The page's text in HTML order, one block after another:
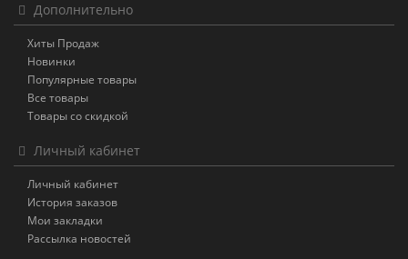
Дополнительно
Хиты Продаж
Новинки
Популярные товары
Все товары
Товары со скидкой
Личный кабинет
Личный кабинет
История заказов
Мои закладки
Рассылка новостей